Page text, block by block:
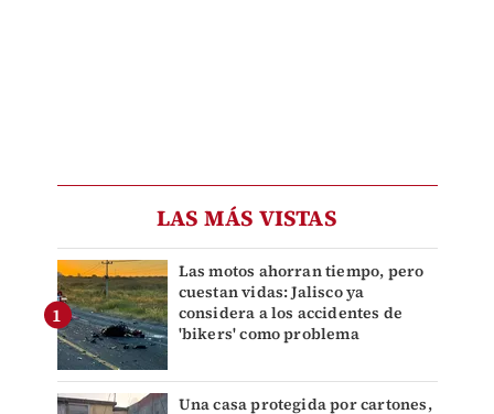
LAS MÁS VISTAS
Las motos ahorran tiempo, pero
cuestan vidas: Jalisco ya
considera a los accidentes de
'bikers' como problema
Una casa protegida por cartones,